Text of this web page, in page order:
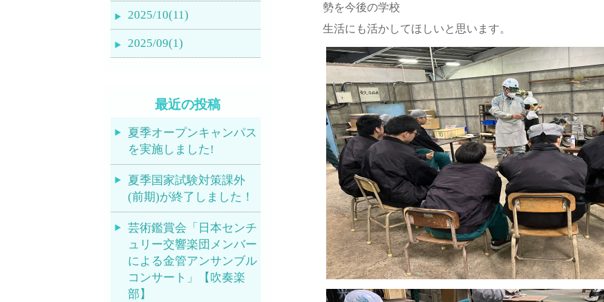
勢を今後の学校
生活にも活かしてほしいと思います。
2025/10(11)
2025/09(1)
最近の投稿
夏季オープンキャンパス
を実施しました!
夏季国家試験対策課外
(前期)が終了しました！
芸術鑑賞会「日本センチ
ュリー交響楽団メンバー
による金管アンサンブル
コンサート」【吹奏楽
部】